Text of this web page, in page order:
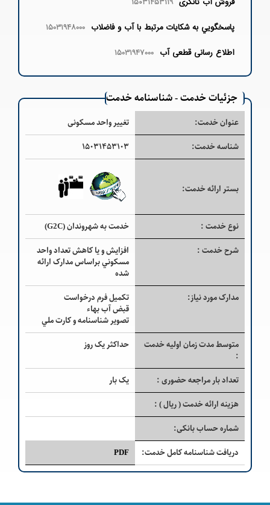
۱۵۰۳۱۴۵۳۱۱۹
پاسخگويي به شكايات مرتبط با آب و فاضلاب 15031948000
اطلاع رسانی قطعی آب 15031947000
جزئیات خدمت - شناسنامه خدمت
عنوان خدمت:
تغییر واحد مسکونی
شناسه خدمت:
۱۵۰۳۱۴۵۳۱۰۳
بستر ارائه خدمت:
نوع خدمت :
خدمت به شهروندان (G2C)
شرح خدمت :
افزایش و یا کاهش تعداد واحد
مسكوني براساس مدارک ارائه
شده
مدارک مورد نیاز:
تکمیل فرم درخواست
قبض آب بهاء
تصویر شناسنامه و کارت ملي
متوسط مدت زمان اولیه خدمت
:
حداکثر یک روز
تعداد بار مراجعه حضوری :
یک بار
هزینه ارائه خدمت ( ريال ) :
شماره حساب بانکی:
دریافت شناسنامه کامل خدمت:
PDF